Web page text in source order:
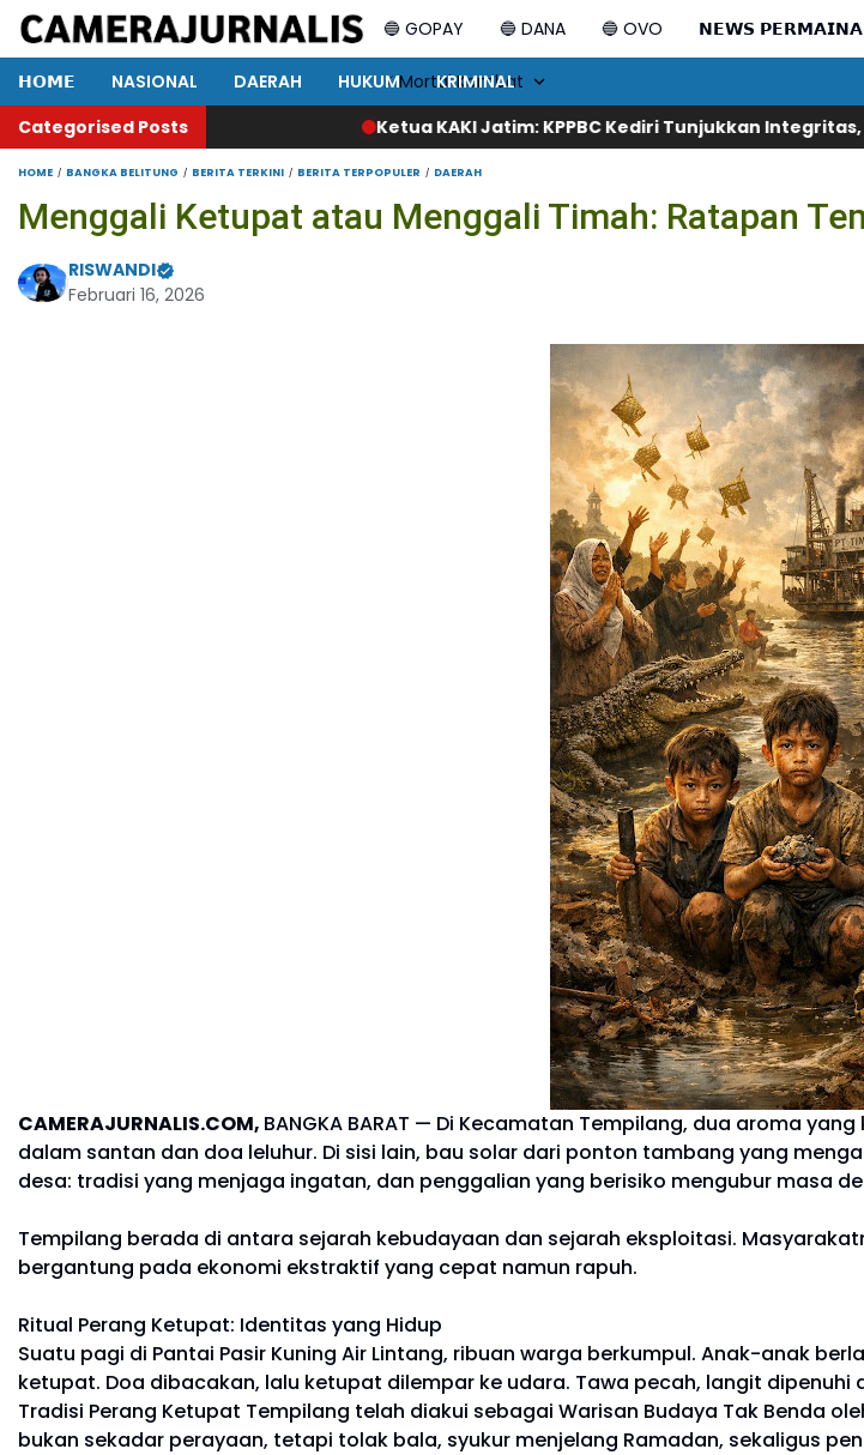
🔵 GOPAY 🔵 DANA 🔵 OVO 𝗡𝗘𝗪𝗦
⚡ Mortal Kombat
𝗛𝗢𝗠𝗘 NASIONAL DAERAH HUKUM
KRIMINAL
Categorised Posts
Ketua KAKI Jatim: KPPBC Kediri Tunjukkan Integritas, Heri Sustanto
HOME BANGKA BELITUNG BERITA TERKINI BERITA TERPOPULER DAERAH
Menggali Ketupat atau Menggali Timah: Ratapan
RISWANDI
Februari 16, 2026
CAMERAJURNALIS.COM, BANGKA BARAT — Di Kecamatan Tempilang, dua aroma
dalam santan dan doa leluhur. Di sisi lain, bau solar dari ponton tambang yang
desa: tradisi yang menjaga ingatan, dan penggalian yang berisiko mengubur masa
Tempilang berada di antara sejarah kebudayaan dan sejarah eksploitasi.
bergantung pada ekonomi ekstraktif yang cepat namun rapuh.
Ritual Perang Ketupat: Identitas yang Hidup
Suatu pagi di Pantai Pasir Kuning Air Lintang, ribuan warga berkumpul. Anak-anak
ketupat. Doa dibacakan, lalu ketupat dilempar ke udara. Tawa pecah, langit dipenuhi
Tradisi Perang Ketupat Tempilang telah diakui sebagai Warisan Budaya Tak Benda
bukan sekadar perayaan, tetapi tolak bala, syukur menjelang Ramadan, sekaligus